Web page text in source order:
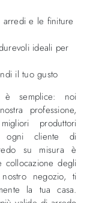
arredi e le finiture
ideali per
il tuo gusto
è semplice: noi
professione,
produttori
ogni cliente di
su misura è
collocazione degli
negozio, ti
la tua casa.